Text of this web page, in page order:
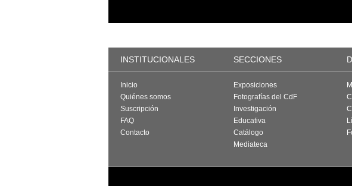
INSTITUCIONALES SECCIONES
Inicio
Quiénes somos
Suscripción
FAQ
Contacto
Exposiciones
Fotografías del CdF
Investigación
Educativa
Catálogo
Mediateca